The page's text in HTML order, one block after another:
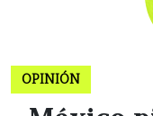
X
OPINIÓN